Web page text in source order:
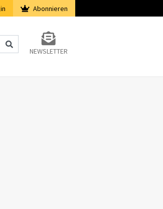
Abonnieren
NEWSLETTER